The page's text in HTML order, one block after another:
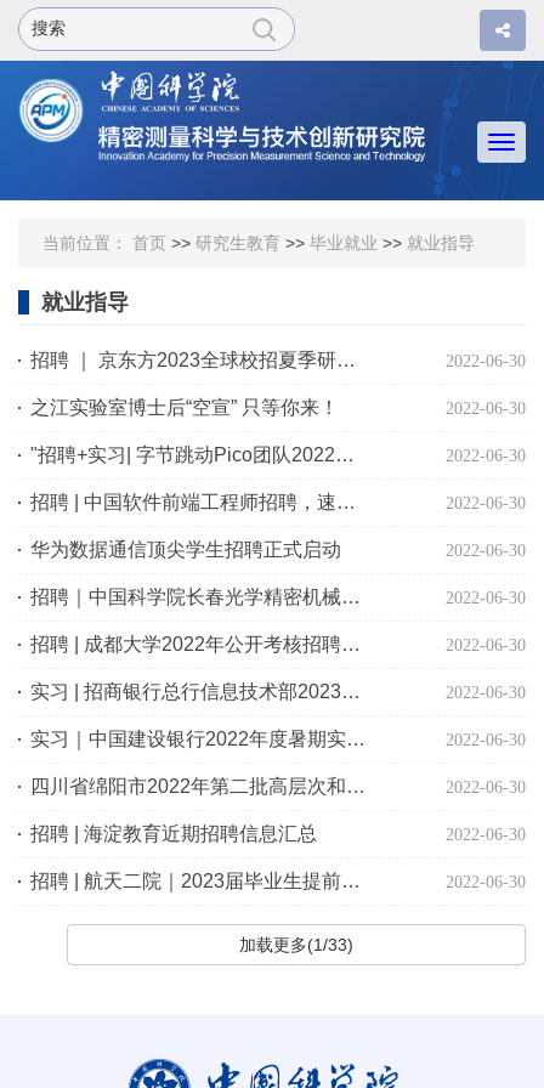
当前位置： 首页 >> 研究生教育 >> 毕业就业 >> 就业指导
就业指导
招聘 ｜ 京东方2023全球校招夏季研发专场正式启动！ 2022-06-30
之江实验室博士后“空宣” 只等你来！ 2022-06-30
"招聘+实习| 字节跳动Pico团队2022春季校园招聘，VR智能新体验！ " 2022-06-30
招聘 | 中国软件前端工程师招聘，速来！ 2022-06-30
华为数据通信顶尖学生招聘正式启动 2022-06-30
招聘｜中国科学院长春光学精密机械与物理研究所2022年夏季博士招聘公告 2022-06-30
招聘 | 成都大学2022年公开考核招聘海内外优秀人才公告 2022-06-30
实习 | 招商银行总行信息技术部2023届实习生招聘 2022-06-30
实习｜中国建设银行2022年度暑期实习生招聘正式启动 2022-06-30
四川省绵阳市2022年第二批高层次和急需紧缺人才引进公告 2022-06-30
招聘 | 海淀教育近期招聘信息汇总 2022-06-30
招聘 | 航天二院｜2023届毕业生提前批招聘开始 2022-06-30
加载更多(1/33)